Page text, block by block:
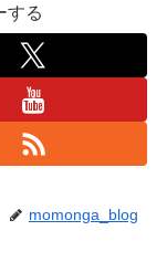
する
momonga_blog